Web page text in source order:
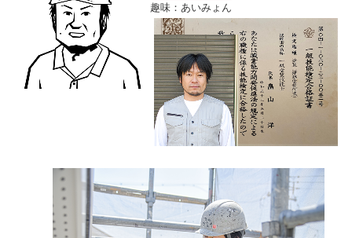
趣味：あいみょん